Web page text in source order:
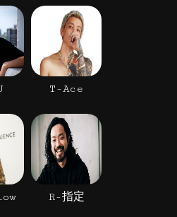
T-Ace
R-指定